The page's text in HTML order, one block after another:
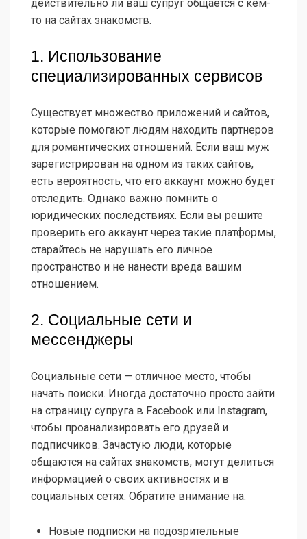
действительно ли ваш супруг общается с кем-
то на сайтах знакомств.
1. Использование
специализированных сервисов
Существует множество приложений и сайтов,
которые помогают людям находить партнеров
для романтических отношений. Если ваш муж
зарегистрирован на одном из таких сайтов,
есть вероятность, что его аккаунт можно будет
отследить. Однако важно помнить о
юридических последствиях. Если вы решите
проверить его аккаунт через такие платформы,
старайтесь не нарушать его личное
пространство и не нанести вреда вашим
отношением.
2. Социальные сети и
мессенджеры
Социальные сети — отличное место, чтобы
начать поиски. Иногда достаточно просто зайти
на страницу супруга в Facebook или Instagram,
чтобы проанализировать его друзей и
подписчиков. Зачастую люди, которые
общаются на сайтах знакомств, могут делиться
информацией о своих активностях и в
социальных сетях. Обратите внимание на:
Новые подписки на подозрительные